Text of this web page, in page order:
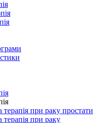
при раку простати
при раку